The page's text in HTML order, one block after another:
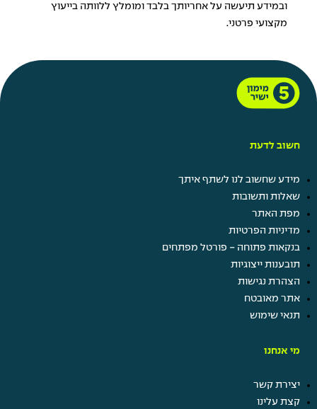
ובמידע תיעשה על אחריותך בלבד ומומלץ ללוותה בייעוץ
מקצועי פרטני.
חשוב לדעת
מידע שחשוב לנו לשתף איתך
שאלות ותשובות
מפת האתר
מדיניות הפרטיות
בנקאות פתוחה - פורטל מפתחים
תובענות ייצוגיות
הצהרת נגישות
אתר מאובטח
תנאי שימוש
מי אנחנו
יצירת קשר
קצת עלינו